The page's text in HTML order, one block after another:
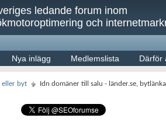
ledande forum inom
och
Nya inlägg Medlemslista Därför
eller byt Idn domäner till salu - länder.se,